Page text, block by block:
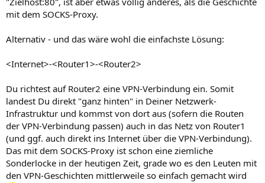
mit dem SOCKS-Proxy.
Alternativ - und das wäre wohl die einfachste Lösung:
<Internet>-<Router1>-<Router2>
Du richtest auf Router2 eine VPN-Verbindung ein. Somit
landest Du direkt "ganz hinten" in Deiner Netzwerk-
Infrastruktur und kommst von dort aus (sofern die Routen
der VPN-Verbindung passen) auch in das Netz von Router1
(und ggf. auch direkt ins Internet über die VPN-Verbindung).
Das mit dem SOCKS-Proxy ist schon eine ziemliche
Sonderlocke in der heutigen Zeit, grade wo es den Leuten mit
den VPN-Geschichten mittlerweile so einfach gemacht wird